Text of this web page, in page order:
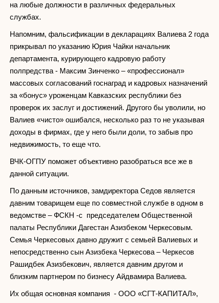
на любые должности в различных федеральных
службах.
Напомним, фальсификации в декларациях Валиева 2 года
прикрывал по указанию Юрия Чайки начальник
департамента, курирующего кадровую работу
полпредства - Максим Зинченко – «профессионал»
массовых согласований госнаград и кадровых назначений
за «бонус» уроженцам Кавказских республики без
проверок их заслуг и достижений. Другого бы уволили, но
Валиев «чисто» ошибался, несколько раз то не указывая
доходы в фирмах, где у него были доли, то забыв про
недвижимость, то еще что.
ВЧК-ОГПУ поможет объективно разобраться все же в
данной ситуации.
По данным источников, замдиректора Седов является
давним товарищем еще по совместной службе в одном в
ведомстве – ФСКН -с председателем Общественной
палаты Республики Дагестан Азизбеком Черкесовым.
Семья Черкесовых давно дружит с семьей Валиевых и
непосредственно сын Азизбека Черкесова – Черкесов
Рашидбек Азизбекович, является давним другом и
близким партнером по бизнесу Айдвамира Валиева.
Их общая основная компания - ООО «СГТ-КАПИТАЛ»,